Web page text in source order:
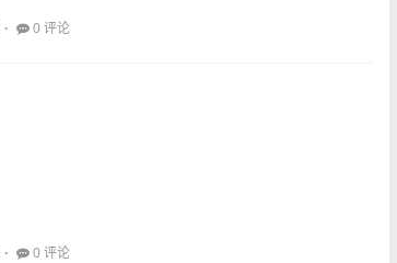
0 评论
0 评论